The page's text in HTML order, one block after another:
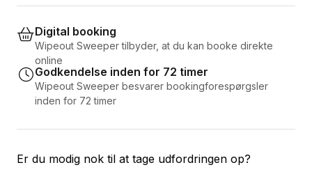
Digital booking
Wipeout Sweeper tilbyder, at du kan booke direkte
online
Godkendelse inden for 72 timer
Wipeout Sweeper besvarer bookingforespørgsler
inden for 72 timer
Er du modig nok til at tage udfordringen op?